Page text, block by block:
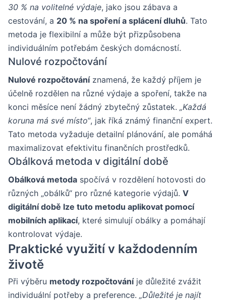
30 % na volitelné výdaje, jako jsou zábava a
cestování, a 20 % na spoření a splácení dluhů. Tato
metoda je flexibilní a může být přizpůsobena
individuálním potřebám českých domácností.
Nulové rozpočtování
Nulové rozpočtováníznamená, že každý příjem je
účelně rozdělen na různé výdaje a spoření, takže na
konci měsíce není žádný zbytečný zůstatek. „Každá
koruna má své místo“, jak říká známý finanční expert.
Tato metoda vyžaduje detailní plánování, ale pomáhá
maximalizovat efektivitu finančních prostředků.
Obálková metoda v digitální době
Obálková metoda spočívá v rozdělení hotovosti do
různých „obálků“ pro různé kategorie výdajů. V
digitální době lze tuto metodu aplikovat pomocí
mobilních aplikací, které simulují obálky a pomáhají
kontrolovat výdaje.
Praktické využití v každodenním
životě
Při výběru metody rozpočtováníje důležité zvážit
individuální potřeby a preference. „Důležité je najít